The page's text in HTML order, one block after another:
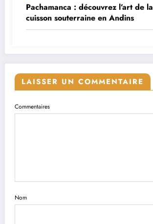
Pachamanca : découvrez l’art de la
cuisson souterraine en Andins
LAISSER UN COMMENTAIRE
Commentaires
Nom